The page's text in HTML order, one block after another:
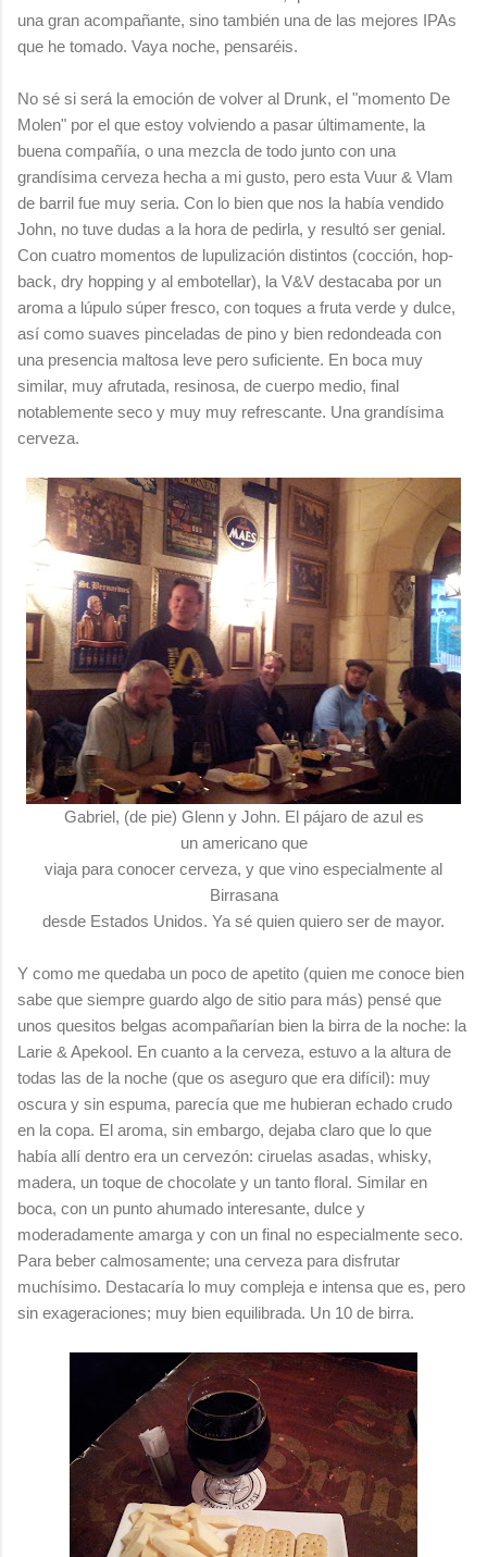
una gran acompañante, sino también una de las mejores IPAs
que he tomado. Vaya noche, pensaréis.
No sé si será la emoción de volver al Drunk, el "momento De
Molen" por el que estoy volviendo a pasar últimamente, la
buena compañía, o una mezcla de todo junto con una
grandísima cerveza hecha a mi gusto, pero esta Vuur & Vlam
de barril fue muy seria. Con lo bien que nos la había vendido
John, no tuve dudas a la hora de pedirla, y resultó ser genial.
Con cuatro momentos de lupulización distintos (cocción, hop-
back, dry hopping y al embotellar), la V&V destacaba por un
aroma a lúpulo súper fresco, con toques a fruta verde y dulce,
así como suaves pinceladas de pino y bien redondeada con
una presencia maltosa leve pero suficiente. En boca muy
similar, muy afrutada, resinosa, de cuerpo medio, final
notablemente seco y muy muy refrescante. Una grandísima
cerveza.
Gabriel, (de pie) Glenn y John. El pájaro de azul es
un americano que
viaja para conocer cerveza, y que vino especialmente al
Birrasana
desde Estados Unidos. Ya sé quien quiero ser de mayor.
Y como me quedaba un poco de apetito (quien me conoce bien
sabe que siempre guardo algo de sitio para más) pensé que
unos quesitos belgas acompañarían bien la birra de la noche: la
Larie & Apekool. En cuanto a la cerveza, estuvo a la altura de
todas las de la noche (que os aseguro que era difícil): muy
oscura y sin espuma, parecía que me hubieran echado crudo
en la copa. El aroma, sin embargo, dejaba claro que lo que
había allí dentro era un cervezón: ciruelas asadas, whisky,
madera, un toque de chocolate y un tanto floral. Similar en
boca, con un punto ahumado interesante, dulce y
moderadamente amarga y con un final no especialmente seco.
Para beber calmosamente; una cerveza para disfrutar
muchísimo. Destacaría lo muy compleja e intensa que es, pero
sin exageraciones; muy bien equilibrada. Un 10 de birra.